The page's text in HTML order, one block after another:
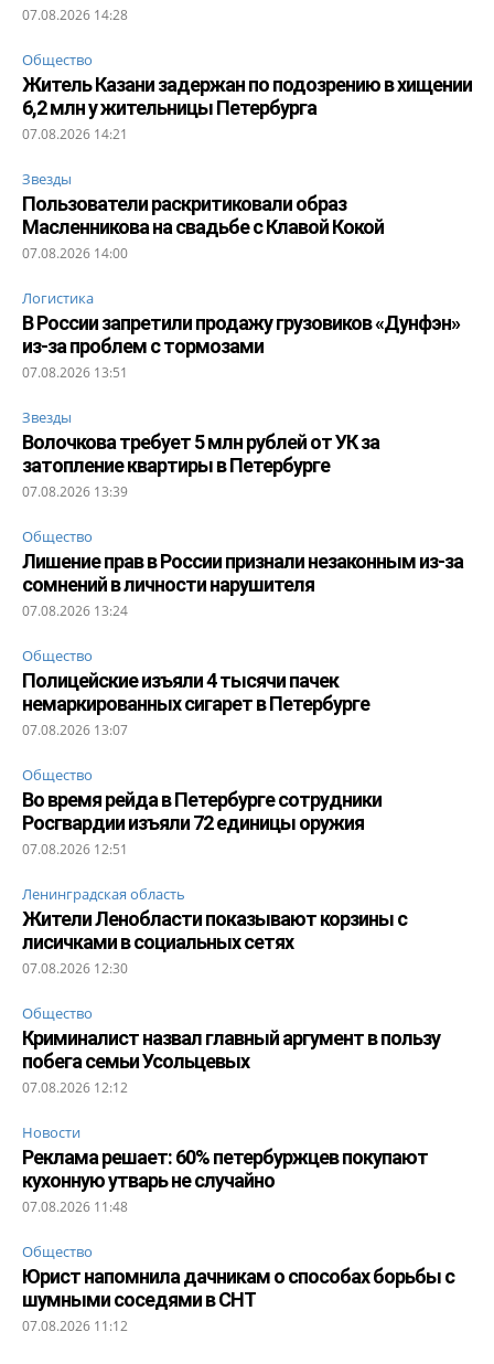
07.08.2026 14:28
Общество
Житель Казани задержан по подозрению в хищении
6,2 млн у жительницы Петербурга
07.08.2026 14:21
Звезды
Пользователи раскритиковали образ
Масленникова на свадьбе с Клавой Кокой
07.08.2026 14:00
Логистика
В России запретили продажу грузовиков «Дунфэн»
из-за проблем с тормозами
07.08.2026 13:51
Звезды
Волочкова требует 5 млн рублей от УК за
затопление квартиры в Петербурге
07.08.2026 13:39
Общество
Лишение прав в России признали незаконным из-за
сомнений в личности нарушителя
07.08.2026 13:24
Общество
Полицейские изъяли 4 тысячи пачек
немаркированных сигарет в Петербурге
07.08.2026 13:07
Общество
Во время рейда в Петербурге сотрудники
Росгвардии изъяли 72 единицы оружия
07.08.2026 12:51
Ленинградская область
Жители Ленобласти показывают корзины с
лисичками в социальных сетях
07.08.2026 12:30
Общество
Криминалист назвал главный аргумент в пользу
побега семьи Усольцевых
07.08.2026 12:12
Новости
Реклама решает: 60% петербуржцев покупают
кухонную утварь не случайно
07.08.2026 11:48
Общество
Юрист напомнила дачникам о способах борьбы с
шумными соседями в СНТ
07.08.2026 11:12